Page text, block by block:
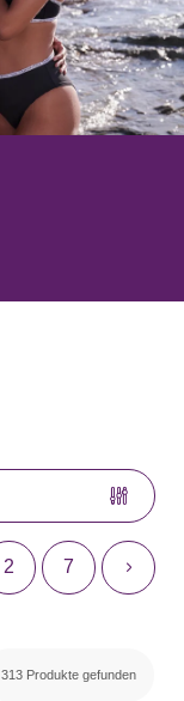
2 7
313 Produkte gefunden